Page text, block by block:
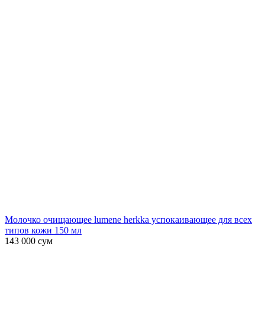
Молочко очищающее lumene herkka успокаивающее для всех
типов кожи 150 мл
143 000 сум